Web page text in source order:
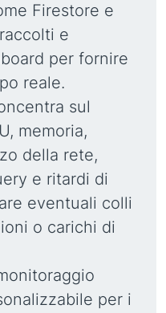
Firestore e
e
per fornire
reale.
sul
memoria,
della rete,
e ritardi di
eventuali colli
o carichi di
per i